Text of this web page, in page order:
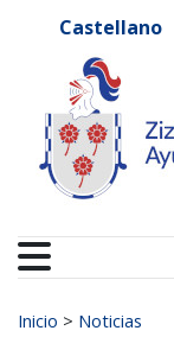
Castellano
Buscar:
Inicio > Noticias